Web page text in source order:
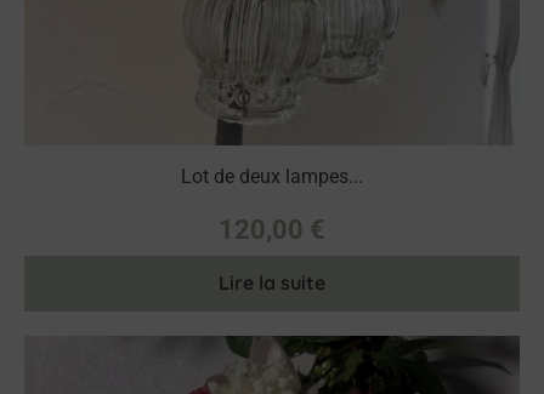
Lot de deux lampes...
120,00 €
Lire la suite